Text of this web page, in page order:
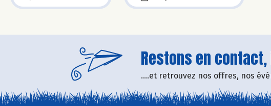
Restons en
....et retrouvez nos offres, nos